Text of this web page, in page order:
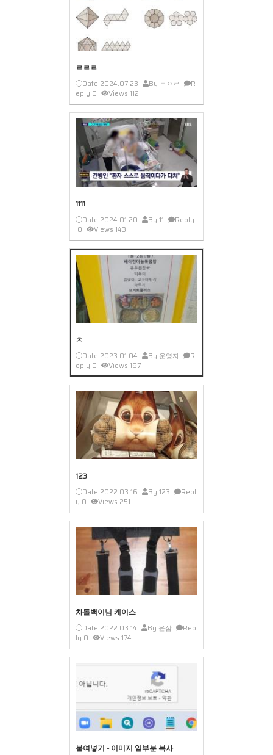
ㄹㄹㄹ
Date 2024.07.23 By ㄹㅇㄹ
R
eply 0 Views 112
1111
Date 2024.01.20 By 11
Reply
0
Views 143
ㅊ
Date 2023.01.04 By 운영자
R
eply 0 Views 197
123
Date 2022.03.16 By 123
Repl
y 0 Views 251
차돌백이님 케이스
Date 2022.03.14 By 윤삼
Rep
ly 0 Views 174
붙여넣기 - 이미지 일부분 복사